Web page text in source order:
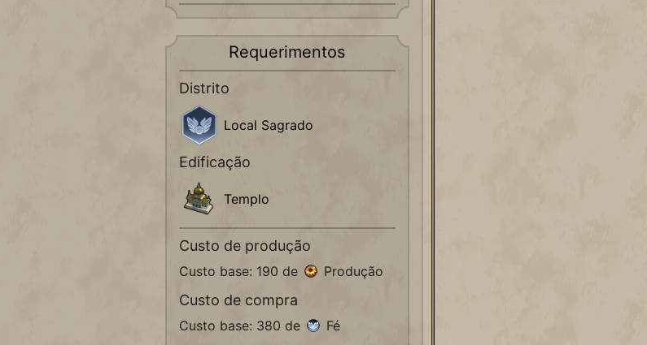
Requerimentos
Distrito
Local Sagrado
Edificação
Templo
Custo de produção
Custo base: 190 de Produção
Custo de compra
Custo base: 380 de Fé